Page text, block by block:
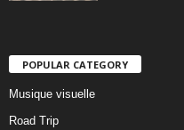
POPULAR CATEGORY
Musique visuelle
Road Trip